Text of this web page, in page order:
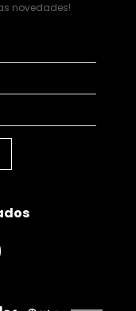
novedades!